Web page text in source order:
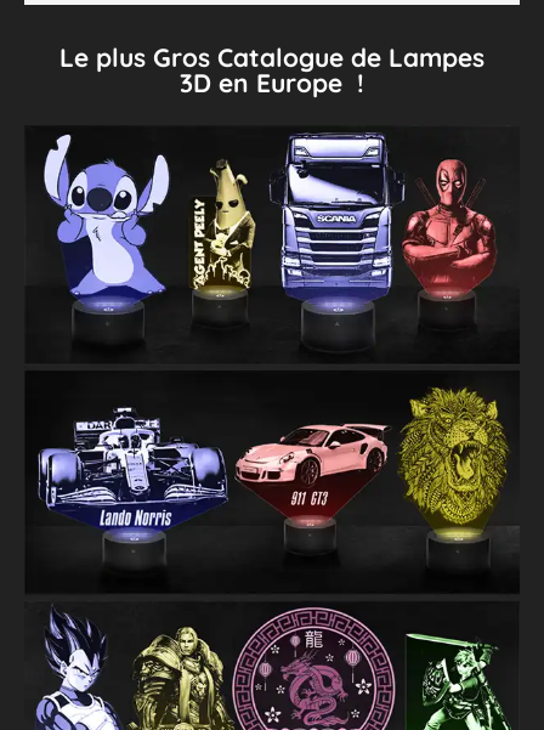
Le plus Gros Catalogue de Lampes
3D en Europe !